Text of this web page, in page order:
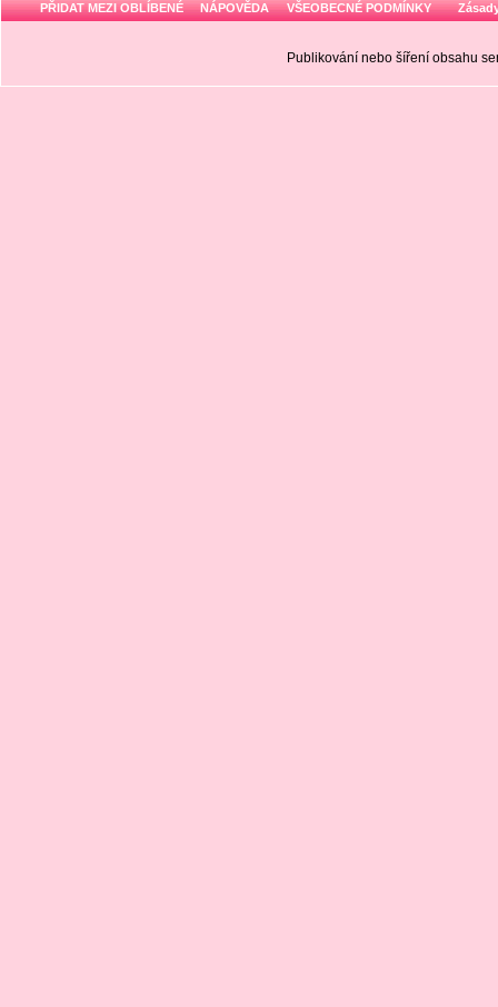
PŘIDAT MEZI OBLÍBENÉ NÁPOVĚDA VŠEOBECNÉ PODMÍNKY
Publikování nebo šíření obsahu